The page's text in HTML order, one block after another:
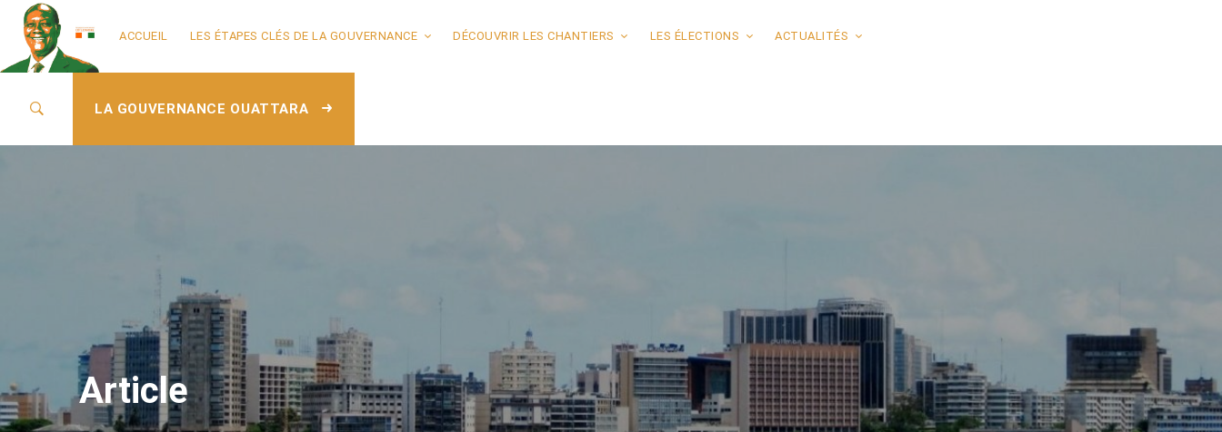
ACCUEIL LES ÉTAPES CLÉS DE LA GOUVERNANCE DÉCOUVRIR LES CHANTIERS LES ÉLECTIONS ACTUALITÉS
LA GOUVERNANCE OUATTARA
Article